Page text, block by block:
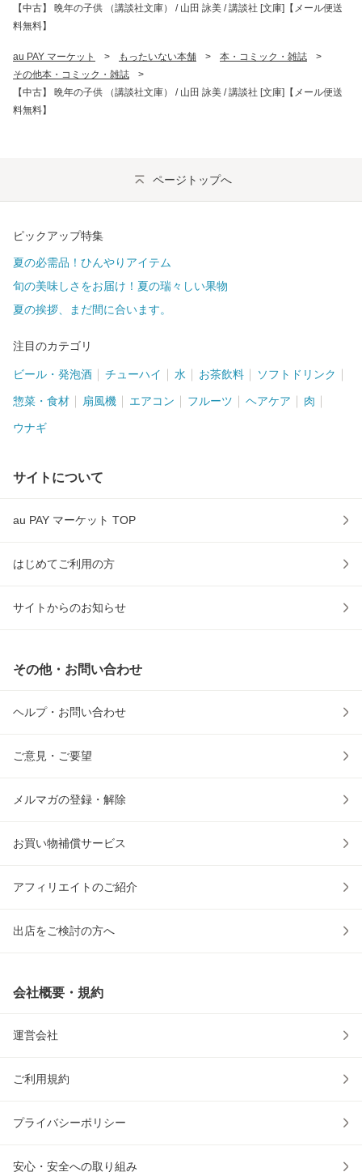
【中古】 晩年の子供 （講談社文庫） / 山田 詠美 / 講談社 [文庫]【メール便送
料無料】
au PAY マーケット > もったいない本舗 > 本・コミック・雑誌
>
その他本・コミック・雑誌
>
【中古】 晩年の子供 （講談社文庫） / 山田 詠美 / 講談社 [文庫]【メール便送
料無料】
ページトップへ
ピックアップ特集
夏の必需品！ひんやりアイテム
旬の美味しさをお届け！夏の瑞々しい果物
夏の挨拶、まだ間に合います。
注目のカテゴリ
ビール・発泡酒 チューハイ 水 お茶飲料 ソフトドリンク
惣菜・食材 扇風機 エアコン フルーツ ヘアケア 肉
ウナギ
サイトについて
au PAY マーケット TOP
はじめてご利用の方
サイトからのお知らせ
その他・お問い合わせ
ヘルプ・お問い合わせ
ご意見・ご要望
メルマガの登録・解除
お買い物補償サービス
アフィリエイトのご紹介
出店をご検討の方へ
会社概要・規約
運営会社
ご利用規約
プライバシーポリシー
安心・安全への取り組み